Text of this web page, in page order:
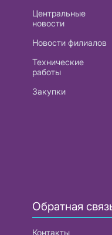
Центральные
новости
Новости филиалов
Технические
работы
Закупки
Обратная
Контакты